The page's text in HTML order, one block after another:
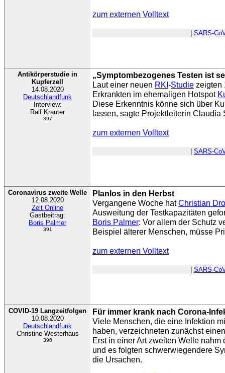
zum externen Volltext
SARS-
Antikörperstudie in
Kupferzell
14.08.2020
Deutschlandfunk
Interview:
Ralf Krauter
397
„Symptombezogenes Testen ist
Laut einer neuen RKI-Studie zeigten
Erkrankten im ehemaligen Hotspot
Diese Erkenntnis könne sich über
lassen, sagte Projektleiterin Claudia
zum externen Volltext
SARS-
Coronavirus zweite Welle
12.08.2020
Zeit Online
Gastbeitrag:
Boris Palmer
391
Planlos in den Herbst
Vergangene Woche hatChristian
Ausweitung der Testkapazitäten
Boris Palmer: Vor allem der Schutz
Beispiel älterer Menschen, müsse
zum externen Volltext
SARS-
COVID-19 Langzeitfolgen
10.08.2020
Deutschlandfunk
Christine Westerhaus
396
Für immer krank nach Corona-
Viele Menschen, die eine Infektion
haben, verzeichneten zunächst
Erst in einer Art zweiten Welle nahm
und es folgten schwerwiegendere
die Ursachen.